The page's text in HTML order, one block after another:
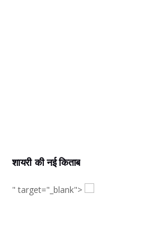
शायरी की नई किताब
" target="_blank">